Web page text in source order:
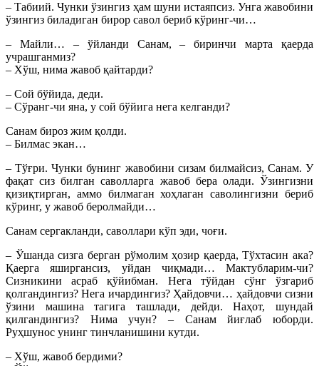
– Табиий. Чунки ўзингиз ҳам шуни истаяпсиз. Унга жавобини
ўзингиз биладиган бирор савол бериб кўринг-чи…
– Майли… – ўйланди Санам, – биринчи марта қаерда
учрашганмиз?
– Хўш, нима жавоб қайтарди?
– Сой бўйида, деди.
– Сўранг-чи яна, у сой бўйига нега келганди?
Санам бироз жим қолди.
– Билмас экан…
– Тўғри. Чунки бунинг жавобини сизам билмайсиз, Санам. У
фақат сиз билган саволларга жавоб бера олади. Ўзингизни
қизиқтирган, аммо билмаган хоҳлаган саволингизни бериб
кўринг, у жавоб беролмайди…
Санам сергакланди, саволлари кўп эди, чоғи.
– Ўшанда сизга берган рўмолим ҳозир қаерда, Тўхтасин ака?
Қаерга яширгансиз, уйдан чиқмади… Мактубларим-чи?
Сизникини асраб қўйибман. Нега тўйдан сўнг ўзгариб
қолгандингиз? Нега ичардингиз? Ҳайдовчи… ҳайдовчи сизни
ўзини машина тагига ташлади, дейди. Наҳот, шундай
қилгандингиз? Нима учун? – Санам йиғлаб юборди.
Руҳшунос унинг тинчланишини кутди.
– Хўш, жавоб бердими?